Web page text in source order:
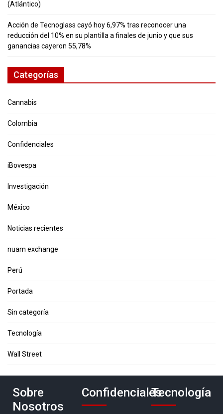
(Atlántico)
Acción de Tecnoglass cayó hoy 6,97% tras reconocer una
reducción del 10% en su plantilla a finales de junio y que sus
ganancias cayeron 55,78%
Categorías
Cannabis
Colombia
Confidenciales
iBovespa
Investigación
México
Noticias recientes
nuam exchange
Perú
Portada
Sin categoría
Tecnología
Wall Street
Sobre
Nosotros
ConfidencialesTecnología